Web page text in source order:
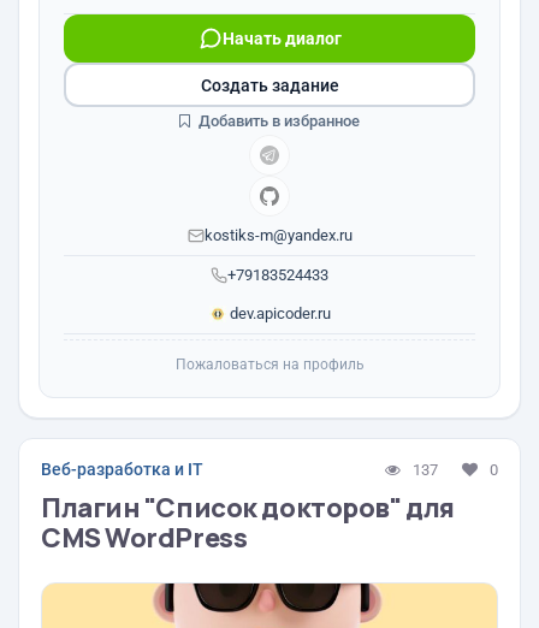
+79183524433
Начать диалог
kostiks-m@yandex.ru
dev.apicoder.ru
Создать задание
Добавить в избранное
Пожаловаться на профиль
Веб-разработка и IT 137 0
Плагин "Список докторов" для
CMS WordPress